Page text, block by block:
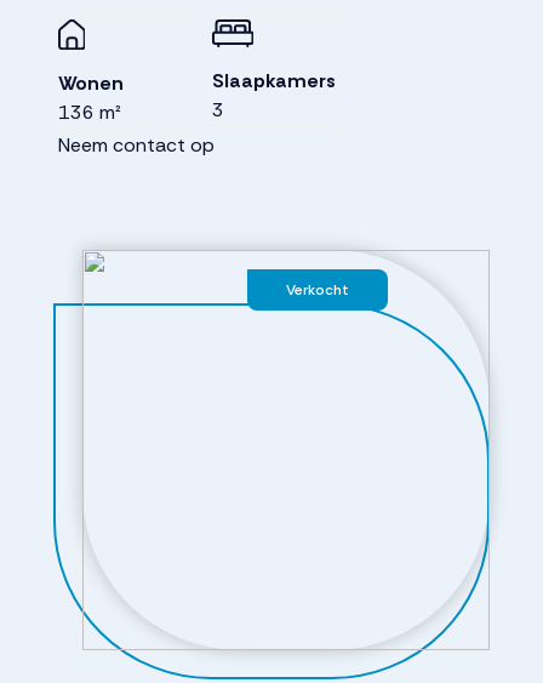
Verkocht
Wonen
136 m²
Slaapkamers
3
Neem contact op